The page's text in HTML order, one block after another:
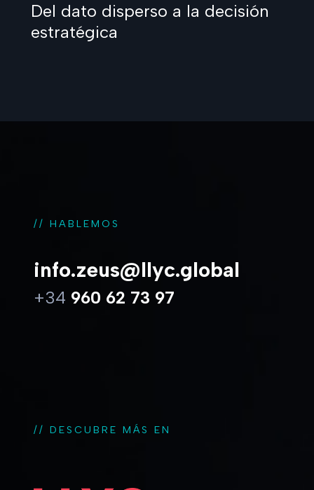
Del dato disperso a la decisión
estratégica
// HABLEMOS
info.zeus@llyc.global
+34 960 62 73 97
// DESCUBRE MÁS EN